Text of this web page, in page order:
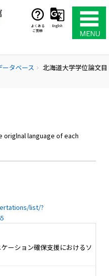
よくある
ご質問
English
タベース chevron_right
北海道大学学位論文目
origlnal language of each
list/?
ーション確保支援におけるソ